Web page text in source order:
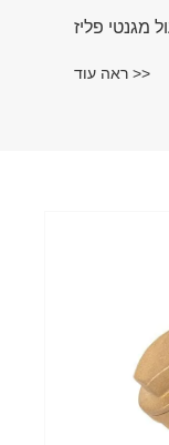
ראה עוד >>